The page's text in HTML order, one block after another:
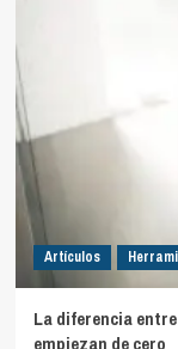
Artículos
La diferencia
empiezan de cero